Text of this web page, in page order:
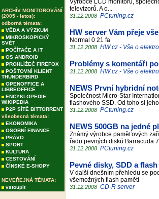
ARCHÍV MONITOROVÁNÍ
(2005 - letos):
odborná témata:
VĚDA A VÝZKUM
MIKROSKOPICKÝ
SVĚT
POČÍTAČE A IT
OS ANDROID
PROHLÍŽEČ FIREFOX
POŠTOVNÍ KLIENT
THUNDERBIRD
OPENOFFICE A
LIBREOFFICE
ENCYKLOPEDIE
WIKIPEDIA
P2P SÍTĚ BITTORRENT
všeobecná témata:
EKONOMIKA
OSOBNÍ FINANCE
PRÁVO
SPORT
KULTURA
CESTOVÁNÍ
ČÍNSKÉ E-SHOPY
NEVEŘEJNÁ TÉMATA:
vstoupit
Výrobce LCD monitorů,
televizorů. A o...
31.12.2008 PCtuning.cz
HW server Vám přeje
Normal 0 21 fa
31.12.2008 HW.cz - Vše o
Problémy s komentáři
31.12.2008 HW.cz - Vše o
NEWS První hybridní
Společnost Micro-Star
flashového SSD. Od toho si
31.12.2008 PCtuning.cz
NEWS 500GB na jedné
Známý výrobce paměťových
řadu pevných disků Barracuda
31.12.2008 PCtuning.cz
Pevné disky, SDD a
V další dnešním přehledu se
všemožných flash pamětí
31.12.2008 CD-R server